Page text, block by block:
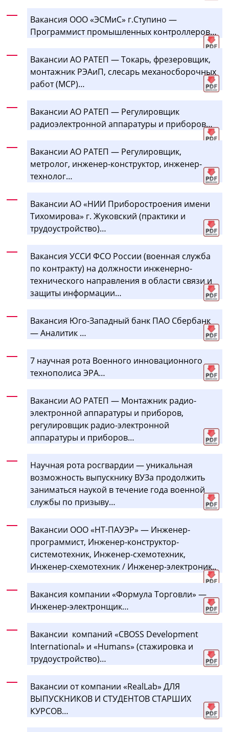
Вакансия ООО «ЭСМиС» г.Ступино —
Программист промышленных контроллеров…
Вакансии АО РАТЕП — Токарь, фрезеровщик,
монтажник РЭАиП, слесарь механосборочных
работ (МСР)…
Вакансии АО РАТЕП — Регулировщик
радиоэлектронной аппаратуры и приборов…
Вакансии АО РАТЕП — Регулировщик,
метролог, инженер-конструктор, инженер-
технолог…
Вакансии АО «НИИ Приборостроения имени
Тихомирова» г. Жуковский (практики и
трудоустройство)…
Вакансия УССИ ФСО России (военная служба
по контракту) на должности инженерно-
технического направления в области связи и
защиты информации…
Вакансия Юго-Западный банк ПАО Сбербанк
— Аналитик …
7 научная рота Военного инновационного
технополиса ЭРА…
Вакансии АО РАТЕП — Монтажник радио-
электронной аппаратуры и приборов,
регулировщик радио-электронной
аппаратуры и приборов…
Научная рота росгвардии — уникальная
возможность выпускнику ВУЗа продолжить
заниматься наукой в течение года военной
службы по призыву…
Вакансии ООО «НТ-ПАУЭР» — Инженер-
программист, Инженер-конструктор-
системотехник, Инженер-схемотехник,
Инженер-схемотехник / Инженер-электроник..
Вакансия компании «Формула Торговли» —
Инженер-электронщик…
Вакансии компаний «CBOSS Development
International» и «Humans» (стажировка и
трудоустройство)…
Вакансии от компании «RealLab» ДЛЯ
ВЫПУСКНИКОВ И СТУДЕНТОВ СТАРШИХ
КУРСОВ…